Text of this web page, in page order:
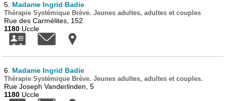
5. Madame Ingrid Badie
Thérapie Systémique Brève. Jeunes adultes, adultes et couples
Rue des Carmélites, 152
1180 Uccle
6. Madame Ingrid Badie
Thérapie Systémique Brève. Jeunes adultes, adultes et couples.
Rue Joseph Vanderlinden, 5
1180 Uccle